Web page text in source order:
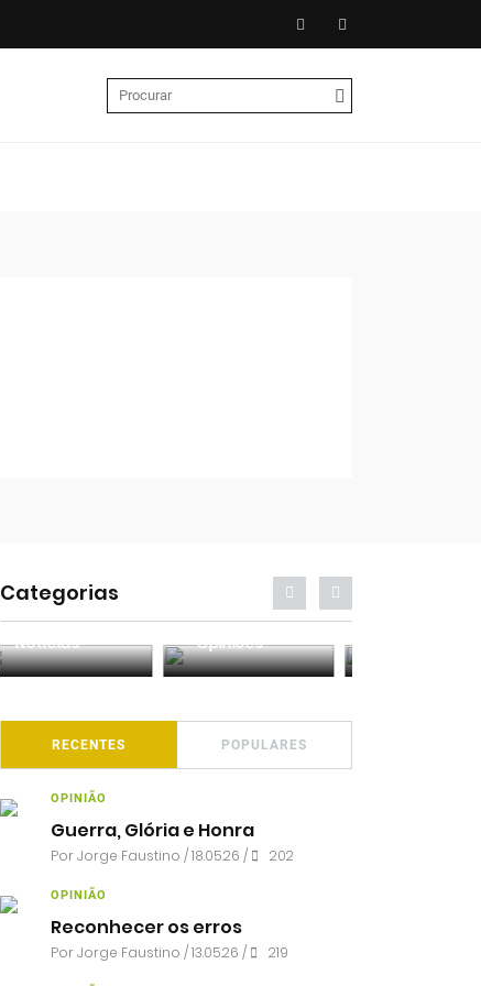
Categorias
Entrevistas Análises
RECENTES POPULARES
OPINIÃO
Guerra, Glória e Honra
PorJorge Faustino / 18.05.26 / 202
OPINIÃO
Reconhecer os erros
PorJorge Faustino / 13.05.26 / 219